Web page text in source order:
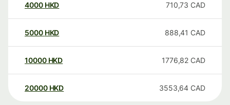
4000 HKD 710,73 CAD
5000 HKD 888,41 CAD
10000 HKD 1776,82 CAD
20000 HKD 3553,64 CAD